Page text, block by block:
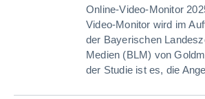
Online-Video-Monitor
Video-Monitor wird im
der Bayerischen
Medien (BLM) von
der Studie ist es, die